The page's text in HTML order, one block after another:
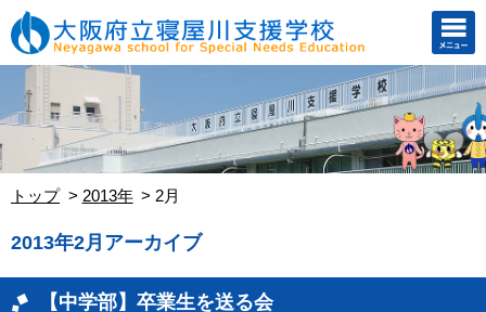
トップ 2013年 2月
2013年2月アーカイブ
【中学部】卒業生を送る会